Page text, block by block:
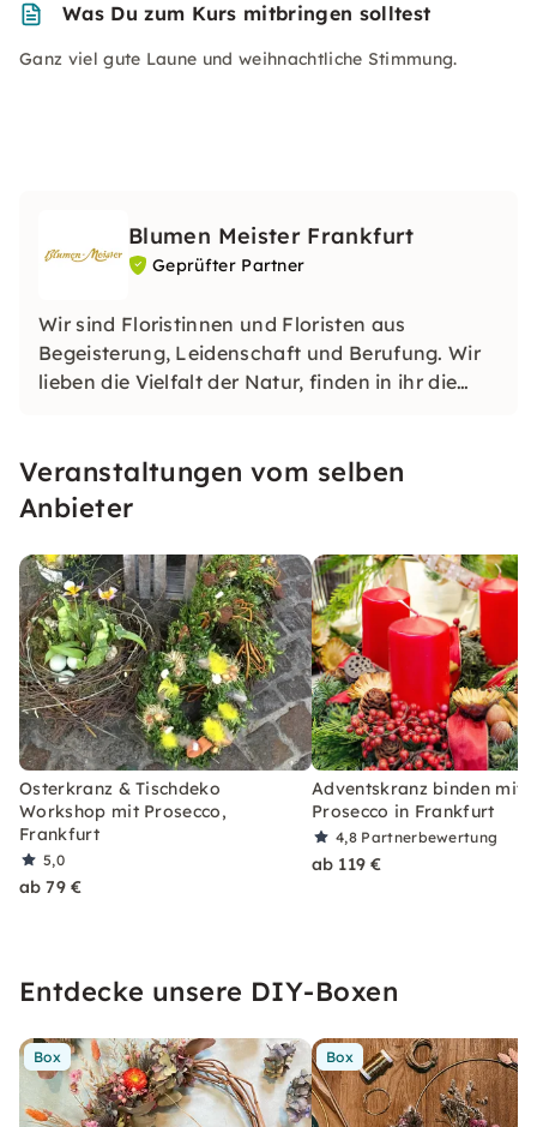
Was Du zum Kurs mitbringen solltest
Ganz viel gute Laune und weihnachtliche Stimmung.
Blumen Meister Frankfurt
Geprüfter Partner
Wir sind Floristinnen und Floristen aus
Begeisterung, Leidenschaft und Berufung. Wir
lieben die Vielfalt der Natur, finden in ihr die
umzugehen.
Veranstaltungen vom selben
Anbieter
Osterkranz & Tischdeko
Workshop mit Prosecco,
Frankfurt
5,0
ab 79 €
Adventskranz binden mit
Prosecco in Frankfurt
4,8 Partnerbewertung
ab 119 €
Entdecke unsere DIY-Boxen
Box Box